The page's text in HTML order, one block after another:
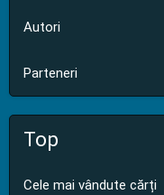
Autori
Parteneri
Top
Cele mai vândute cărți